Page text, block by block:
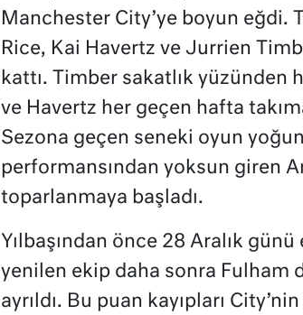
Manchester City’ye boyun eğdi.
Rice, Kai Havertz ve Jurrien
kattı. Timber sakatlık yüzünden
ve Havertz her geçen hafta
Sezona geçen seneki oyun
performansından yoksun giren
toparlanmaya başladı.
Yılbaşından önce 28 Aralık
yenilen ekip daha sonra Fulham
ayrıldı. Bu puan kayıpları